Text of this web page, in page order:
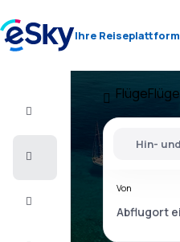
Ihre Reiseplattform
Flüge
Hin-
Von